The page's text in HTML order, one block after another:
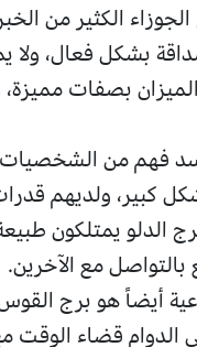
الكثير من
بشكل فعال،
بصفات مميزة،
فهم من الشخصيات
كبير، ولديهم
يمتلكون طبيعة
مع الآخرين.
أيضاً هو برج
الدوام قضاء الوقت